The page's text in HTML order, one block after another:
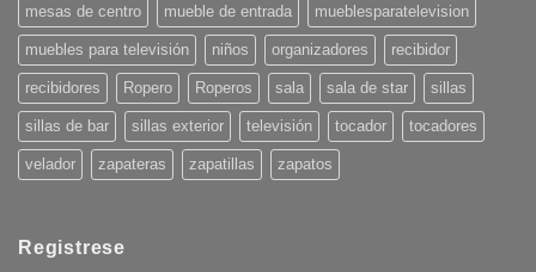
mesas de centro mueble de entrada mueblesparatelevision
muebles para televisión niños organizadores recibidor
recibidores Ropero Roperos sala sala de star sillas
sillas de bar sillas exterior televisión tocador tocadores
velador zapateras zapatillas zapatos
Registrese